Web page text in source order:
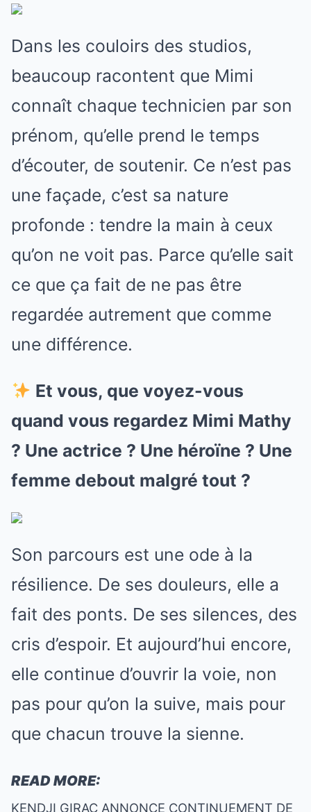
Dans les couloirs des studios,
beaucoup racontent que Mimi
connaît chaque technicien par son
prénom, qu’elle prend le temps
d’écouter, de soutenir. Ce n’est pas
une façade, c’est sa nature
profonde : tendre la main à ceux
qu’on ne voit pas. Parce qu’elle sait
ce que ça fait de ne pas être
regardée autrement que comme
une différence.
Et vous, que voyez-vous
quand vous regardez Mimi Mathy
? Une actrice ? Une héroïne ? Une
femme debout malgré tout ?
Son parcours est une ode à la
résilience. De ses douleurs, elle a
fait des ponts. De ses silences, des
cris d’espoir. Et aujourd’hui encore,
elle continue d’ouvrir la voie, non
pas pour qu’on la suive, mais pour
que chacun trouve la sienne.
READ MORE:
KENDJI GIRAC ANNONCE CONTINUEMENT DE